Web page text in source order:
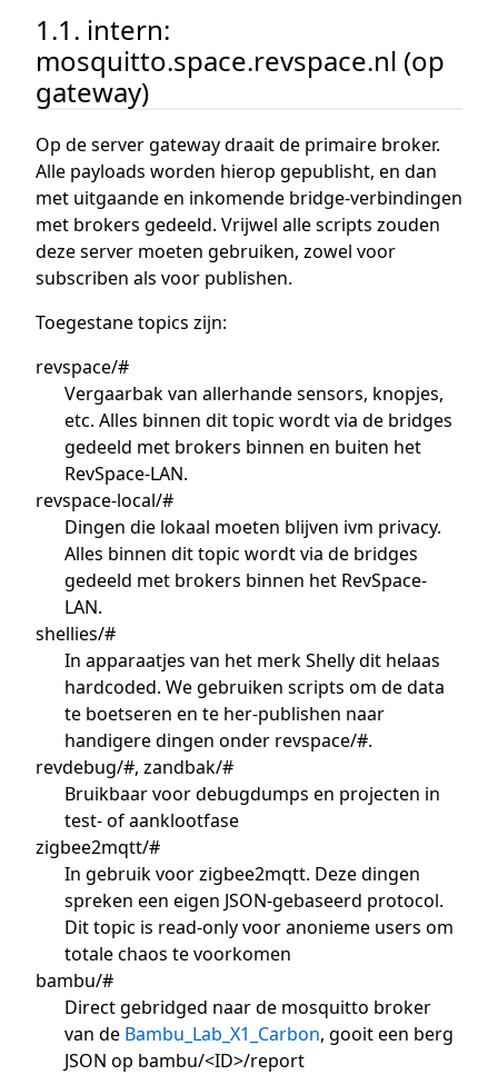
1.1. intern:
mosquitto.space.revspace.nl (op
gateway)
Op de server gateway draait de primaire broker.
Alle payloads worden hierop gepublisht, en dan
met uitgaande en inkomende bridge-verbindingen
met brokers gedeeld. Vrijwel alle scripts zouden
deze server moeten gebruiken, zowel voor
subscriben als voor publishen.
Toegestane topics zijn:
revspace/#
Vergaarbak van allerhande sensors, knopjes,
etc. Alles binnen dit topic wordt via de bridges
gedeeld met brokers binnen en buiten het
RevSpace-LAN.
revspace-local/#
Dingen die lokaal moeten blijven ivm privacy.
Alles binnen dit topic wordt via de bridges
gedeeld met brokers binnen het RevSpace-
LAN.
shellies/#
In apparaatjes van het merk Shelly dit helaas
hardcoded. We gebruiken scripts om de data
te boetseren en te her-publishen naar
handigere dingen onder revspace/#.
revdebug/#, zandbak/#
Bruikbaar voor debugdumps en projecten in
test- of aanklootfase
zigbee2mqtt/#
In gebruik voor zigbee2mqtt. Deze dingen
spreken een eigen JSON-gebaseerd protocol.
Dit topic is read-only voor anonieme users om
totale chaos te voorkomen
bambu/#
Direct gebridged naar de mosquitto broker
van de Bambu_Lab_X1_Carbon, gooit een berg
JSON op bambu/<ID>/report